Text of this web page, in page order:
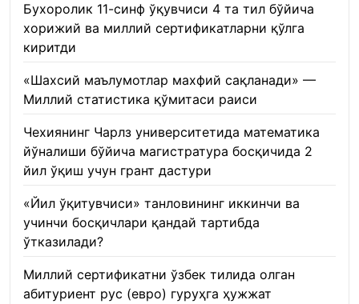
Бухоролик 11-синф ўқувчиси 4 та тил бўйича
хорижий ва миллий сертификатларни қўлга
киритди
«Шахсий маълумотлар махфий сақланади» —
Миллий статистика қўмитаси раиси
Чехиянинг Чарлз университетида математика
йўналиши бўйича магистратура босқичида 2
йил ўқиш учун грант дастури
«Йил ўқитувчиси» танловининг иккинчи ва
учинчи босқичлари қандай тартибда
ўтказилади?
Миллий сертификатни ўзбек тилида олган
абитуриент рус (евро) гуруҳга ҳужжат